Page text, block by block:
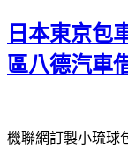
於
日本東京包
區八德汽車
機聯網訂製小琉球